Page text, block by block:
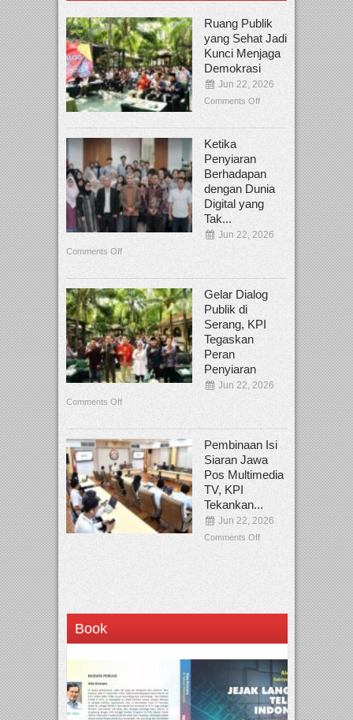
Ruang Publik
yang Sehat Jadi
Kunci Menjaga
Demokrasi
Jun 22, 2026
Comments Off
Ketika
Penyiaran
Berhadapan
dengan Dunia
Digital yang
Tak...
Jun 22, 2026
Comments Off
Gelar Dialog
Publik di
Serang, KPI
Tegaskan
Peran
Penyiaran
Jun 22, 2026
Comments Off
Pembinaan Isi
Siaran Jawa
Pos Multimedia
TV, KPI
Tekankan...
Jun 22, 2026
Comments Off
Book